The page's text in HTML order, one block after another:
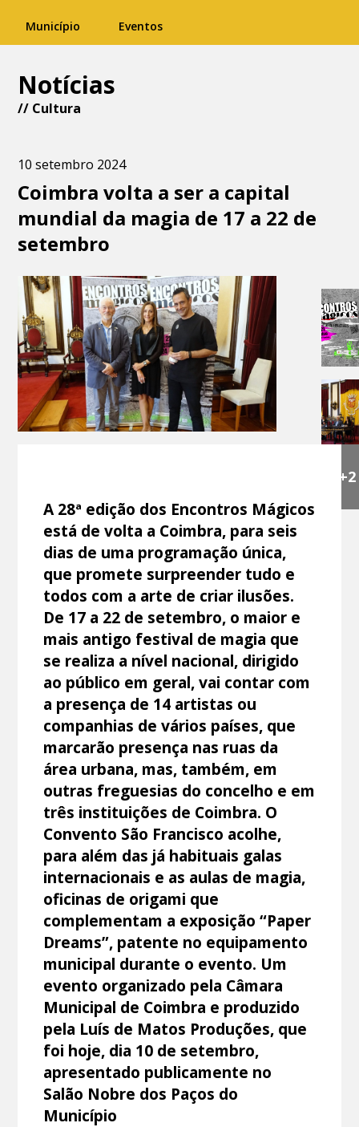
Município Eventos
Notícias
// Cultura
10 setembro 2024
Coimbra volta a ser a capital
mundial da magia de 17 a 22 de
setembro
+2
A 28ª edição dos Encontros Mágicos
está de volta a Coimbra, para seis
dias de uma programação única,
que promete surpreender tudo e
todos com a arte de criar ilusões.
De 17 a 22 de setembro, o maior e
mais antigo festival de magia que
se realiza a nível nacional, dirigido
ao público em geral, vai contar com
a presença de 14 artistas ou
companhias de vários países, que
marcarão presença nas ruas da
área urbana, mas, também, em
outras freguesias do concelho e em
três instituições de Coimbra. O
Convento São Francisco acolhe,
para além das já habituais galas
internacionais e as aulas de magia,
oficinas de origami que
complementam a exposição “Paper
Dreams”, patente no equipamento
municipal durante o evento. Um
evento organizado pela Câmara
Municipal de Coimbra e produzido
pela Luís de Matos Produções, que
foi hoje, dia 10 de setembro,
apresentado publicamente no
Salão Nobre dos Paços do
Município